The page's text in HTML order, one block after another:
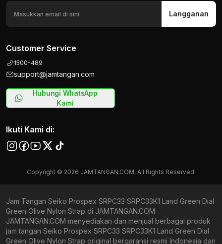
Langganan
Customer Service
1500-489
support@jamtangan.com
Hubungi WhatsApp
Kami
Ikuti Kami di:
Copyright © 2026 JAMTANGAN.COM, All Rights Reserved.
Jam Tangan Seiko Prospex SRPC33 SRPC33K1 Land Green Dial
Green Olive Nylon Strap di JAMTANGAN.COM
JAMTANGAN.COM menyediakan dan menjual berbagai produk
jam tangan Seiko Prospex SRPC33 SRPC33K1 Land Green Dial
Green Olive Nylon Strap original bergaransi resmi Indonesia dan